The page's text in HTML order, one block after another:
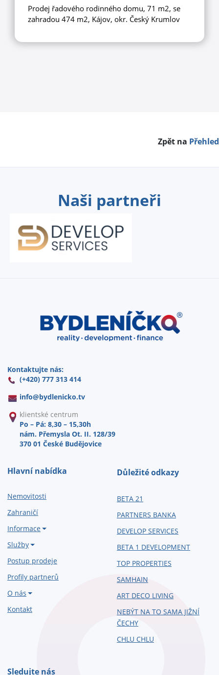
Prodej řadového rodinného domu, 71 m2, se
zahradou 474 m2, Kájov, okr. Český Krumlov
Zpět na Přehled
Naši partneři
Kontaktujte nás:
(+420) 777 313 414
info@bydlenicko.tv
klientské centrum
Po – Pá: 8,30 – 15,30h
nám. Přemysla Ot. II. 128/39
370 01 České Budějovice
Hlavní nabídka
Nemovitosti
Zahraničí
Informace
Služby
Postup prodeje
Profily partnerů
O nás
Kontakt
Důležité odkazy
BETA 21
PARTNERS BANKA
DEVELOP SERVICES
BETA 1 DEVELOPMENT
TOP PROPERTIES
SAMHAIN
ART DECO LIVING
NEBÝT NA TO SAMA JIŽNÍ
ČECHY
CHLU CHLU
Sledujte nás